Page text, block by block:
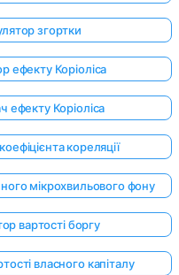
згортки
ефекту Коріоліса
ефекту Коріоліса
кореляції
мікрохвильового фону
вартості боргу
власного капіталу